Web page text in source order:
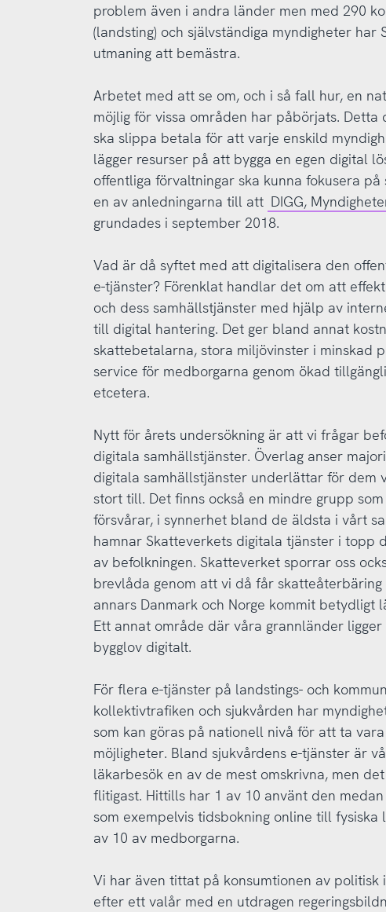
problem även i andra länder men med 290
(landsting) och självständiga myndigheter har
utmaning att bemästra.
Arbetet med att se om, och i så fall hur, en
möjlig för vissa områden har påbörjats.
ska slippa betala för att varje enskild
lägger resurser på att bygga en egen digital
offentliga förvaltningar ska kunna fokusera
en av anledningarna till att DIGG,
grundades i september 2018.
Vad är då syftet med att digitalisera den
e-tjänster? Förenklat handlar det om att
och dess samhällstjänster med hjälp av
till digital hantering. Det ger bland annat
skattebetalarna, stora miljövinster i minskad
service för medborgarna genom ökad
etcetera.
Nytt för årets undersökning är att vi frågar
digitala samhällstjänster. Överlag anser
digitala samhällstjänster underlättar för dem
stort till. Det finns också en mindre grupp
försvårar, i synnerhet bland de äldsta i vårt
hamnar Skatteverkets digitala tjänster i topp
av befolkningen. Skatteverket sporrar oss
brevlåda genom att vi då får
annars Danmark och Norge kommit betydligt
Ett annat område där våra grannländer ligger
bygglov digitalt.
För flera e-tjänster på landstings- och
kollektivtrafiken och sjukvården har
som kan göras på nationell nivå för att ta
möjligheter. Bland sjukvårdens e-tjänster är
läkarbesök en av de mest omskrivna, men
flitigast. Hittills har 1 av 10 använt den
som exempelvis tidsbokning online till
av 10 av medborgarna.
Vi har även tittat på konsumtionen av politisk
efter ett valår med en utdragen